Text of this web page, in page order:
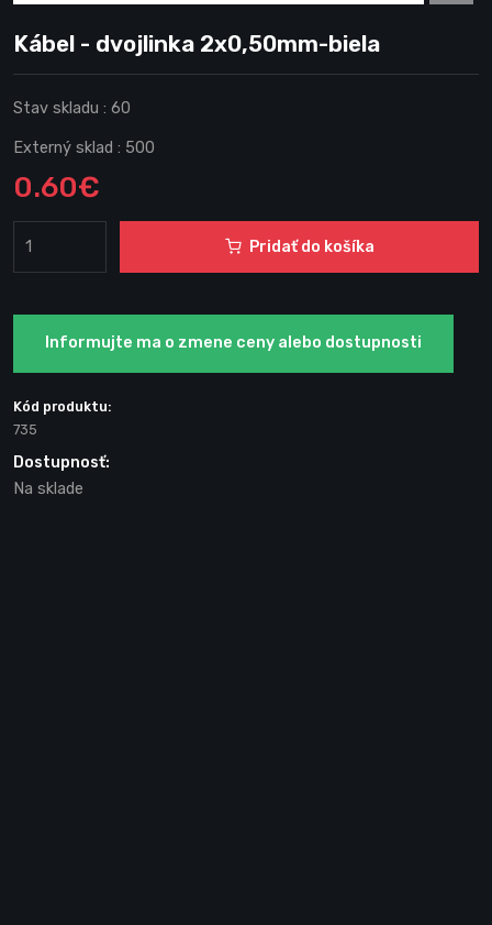
Kábel - dvojlinka 2x0,50mm-biela
Stav skladu : 60
Externý sklad : 500
0.60€
Pridať do košíka
Informujte ma o zmene ceny alebo dostupnosti
Kód produktu:
735
Dostupnosť:
Na sklade